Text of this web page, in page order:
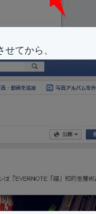
てから、